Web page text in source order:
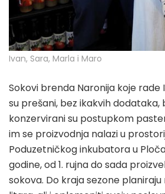
Ivan, Sara, Marla i Maro
Sokovi brenda Naronija koje rade
su prešani, bez ikakvih dodataka,
konzervirani su postupkom
im se proizvodnja nalazi u
Poduzetničkog inkubatora u
godine, od 1. rujna do sada
sokova. Do kraja sezone